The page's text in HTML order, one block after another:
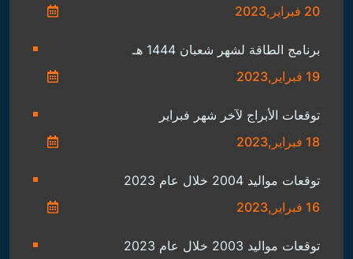
20 فبراير,2023
برنامج الطاقة لشهر شعبان 1444 هـ
19 فبراير,2023
توقعات الأبراج لآخر شهر فبراير
18 فبراير,2023
توقعات مواليد 2004 خلال عام 2023
16 فبراير,2023
توقعات مواليد 2003 خلال عام 2023